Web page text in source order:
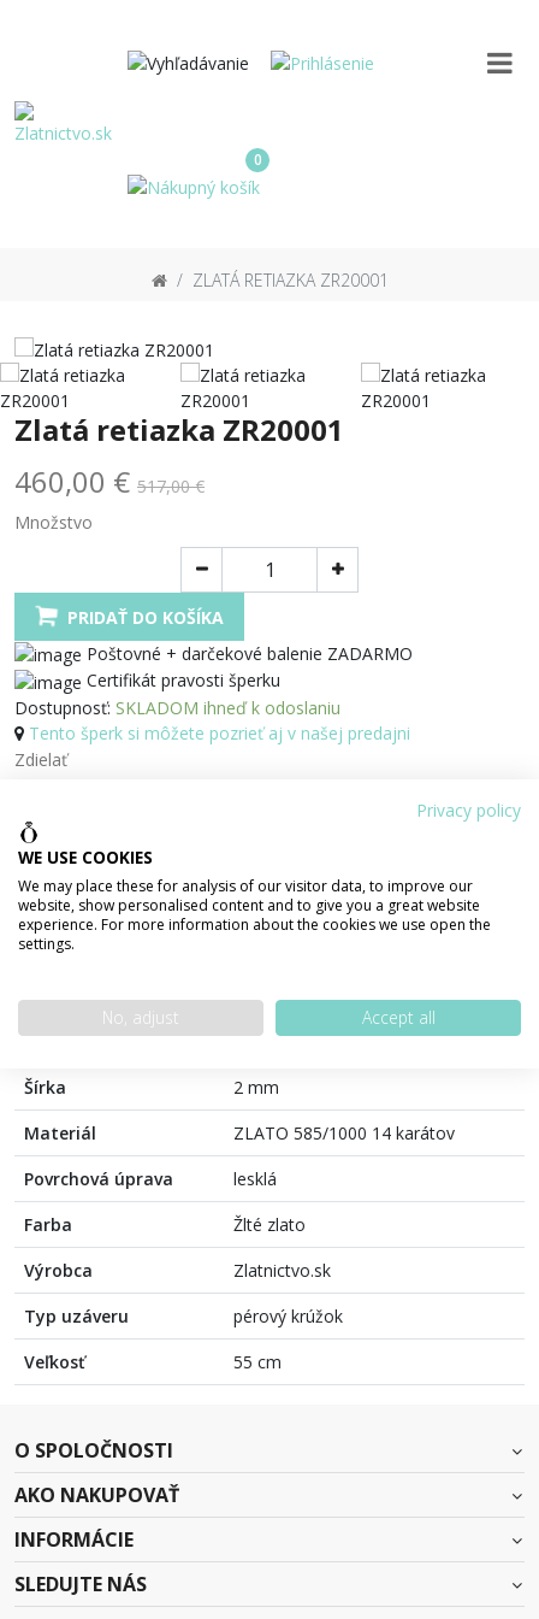
0
ZLATÁ RETIAZKA ZR20001
Zlatá retiazka ZR20001
460,00 € 517,00 €
Množstvo
PRIDAŤ DO KOŠÍKA
Poštovné + darčekové balenie ZADARMO
Certifikát pravosti šperku
Dostupnosť: SKLADOM ihneď k odoslaniu
Tento šperk si môžete pozrieť aj v našej predajni
Zdielať
100% bezpečná platba
PODROBNOSTI O PRODUKTE
Váha šperku
2,87 g
Šírka
2 mm
Materiál
ZLATO 585/1000 14 karátov
Povrchová úprava
lesklá
Farba
Žlté zlato
Výrobca
Zlatnictvo.sk
Typ uzáveru
pérový krúžok
Veľkosť
55 cm
O SPOLOČNOSTI
AKO NAKUPOVAŤ
INFORMÁCIE
SLEDUJTE NÁS
Privacy policy
WE USE COOKIES
We may place these for analysis of our visitor data, to improve our
website, show personalised content and to give you a great website
experience. For more information about the cookies we use open the
settings.
No, adjust Accept all